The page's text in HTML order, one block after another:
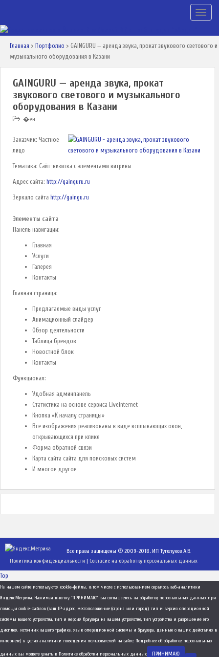
Главная > Портфолио > GAINGURU — аренда звука, прокат звукового светового и
музыкального оборудования в Казани
GAINGURU — аренда звука, прокат
звукового светового и музыкального
оборудования в Казани
�ен
Заказчик: Частное
лицо
Тематика: Сайт-визитка с элементами витрины
Адрес сайта: http://gainguru.ru
Зеркало сайта http://gaingu.ru
Элементы сайта
Панель навигации:
Главная
Услуги
Галерея
Контакты
Главная страница:
Предлагаемые виды услуг
Анимационный слайдер
Обзор деятельности
Таблица брендов
Новостной блок
Контакты
Функционал:
Удобная админпанель
Статистика на основе сервиса Liveinternet
Кнопка «К началу страницы»
Все изображения реализованы в виде всплывающих окон,
открывающихся при клике
Форма обратной связи
Карта сайта сайта для поисковых систем
И многое другое
Все права защищены ® 2009-2018. ИП Туголуков А.В.
Политика конфиденциальности | Согласие на обработку персональных данных
Top
На нашем сайте используются cookie-файлы, в том числе с использованием сервисов веб-аналитики
Яндекс.Метрика. Нажимая кнопку "ПРИНИМАЮ", вы соглашаетесь на обработку персональных данных при
помощи cookie-файлов (ваш IP-адрес, местоположение (страна или город), тип и версия операционной
системы вашего устройства, тип и версия браузера на вашем устройстве, тип устройства и разрешение его
дисплея, источник вашего трафика, язык операционной системы и браузера, данные о ваших действиях в
интернете) в целях аналитики поведения пользователей на сайте. Подробнее об обработке персональных
данных вы можете узнать в Политике обработки персональных данных. ПРИНИМАЮ